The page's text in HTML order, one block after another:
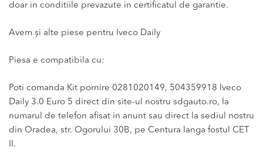
doar in conditiile prevazute in certificatul de garantie.
Avem și alte piese pentru Iveco Daily
Piesa e compatibila cu:
Poti comanda Kit pornire 0281020149, 504359918 Iveco
Daily 3.0 Euro 5 direct din site-ul nostru sdgauto.ro, la
numarul de telefon afisat in anunt sau direct la sediul nostru
din Oradea, str. Ogorului 30B, pe Centura langa fostul CET
II.